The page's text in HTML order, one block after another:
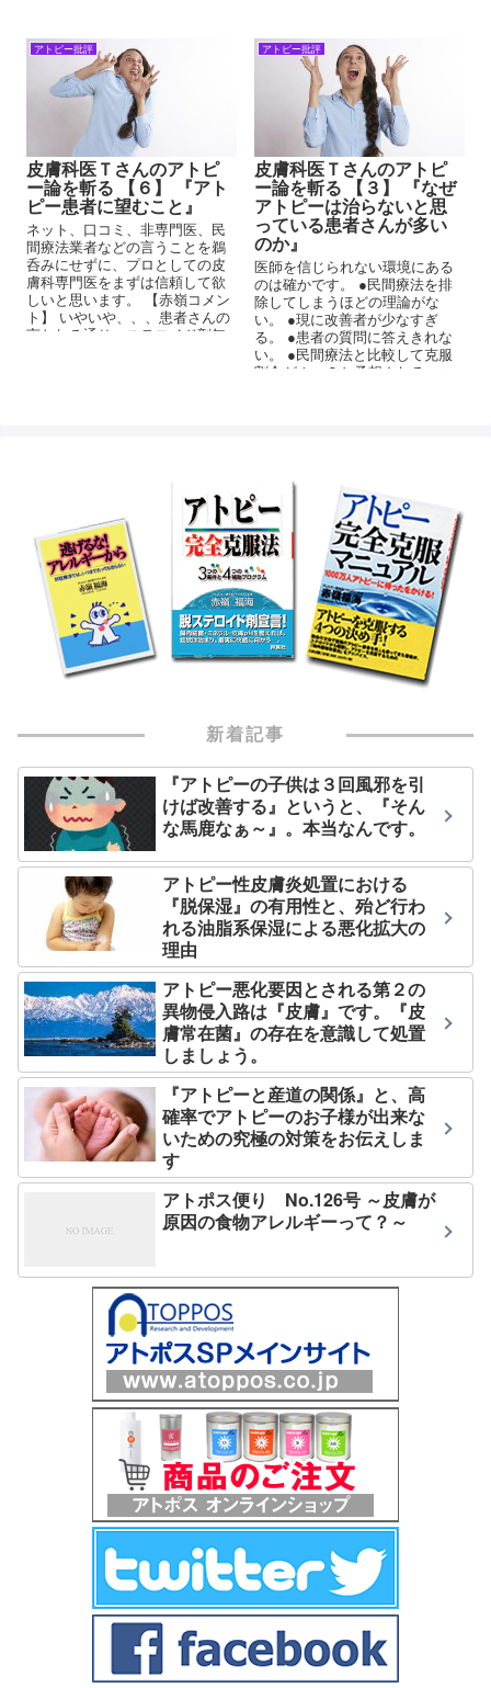
てしまうことが少なくないよう
に思います。
アトピー批評
皮膚科医Ｔさんのアトピ
ー論を斬る 【６】 『アト
ピー患者に望むこと』
ネット、口コミ、非専門医、民
間療法業者などの言うことを鵜
呑みにせずに、プロとしての皮
膚科専門医をまずは信頼して欲
しいと思います。 【赤嶺コメン
ト】 いやいや、、、患者さんの
言われる通り、ステロイド剤無
アトピー批評
皮膚科医Ｔさんのアトピ
ー論を斬る 【３】 『なぜ
アトピーは治らないと思
っている患者さんが多い
のか』
医師を信じられない環境にある
のは確かです。 ●民間療法を排
除してしまうほどの理論がな
い。 ●現に改善者が少なすぎ
る。 ●患者の質問に答えきれな
い。 ●民間療法と比較して克服
割合が１：９と予想される。い
新着記事
『アトピーの子供は３回風邪を引
けば改善する』というと、『そん
な馬鹿なぁ～』。本当なんです。
アトピー性皮膚炎処置における
『脱保湿』の有用性と、殆ど行わ
れる油脂系保湿による悪化拡大の
理由
アトピー悪化要因とされる第２の
異物侵入路は『皮膚』です。『皮
膚常在菌』の存在を意識して処置
しましょう。
『アトピーと産道の関係』と、高
確率でアトピーのお子様が出来な
いための究極の対策をお伝えしま
す
アトポス便り No.126号 ～皮膚が
原因の食物アレルギーって？～